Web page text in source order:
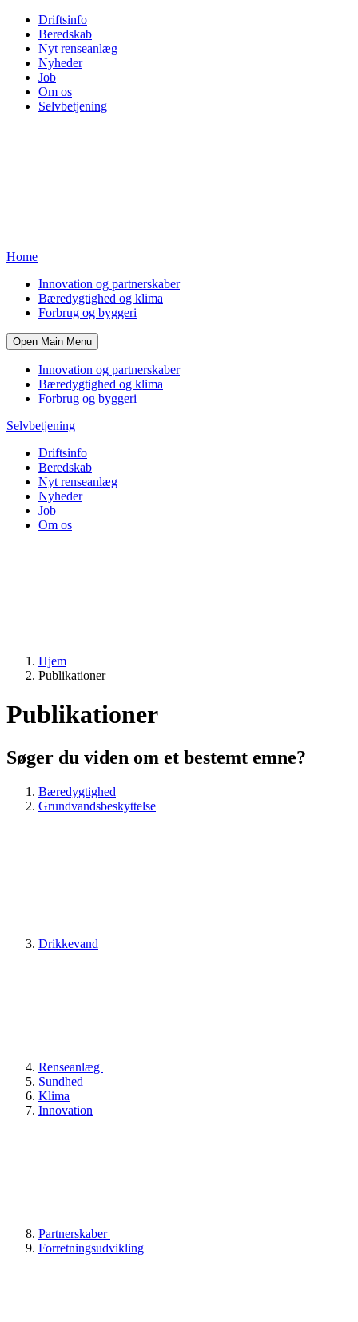
Driftsinfo
Beredskab
Nyt renseanlæg
Nyheder
Job
Om os
Selvbetjening
Home
Innovation og partnerskaber
Bæredygtighed og klima
Forbrug og byggeri
Open Main Menu
Innovation og partnerskaber
Bæredygtighed og klima
Forbrug og byggeri
Selvbetjening
Driftsinfo
Beredskab
Nyt renseanlæg
Nyheder
Job
Om os
Hjem
Publikationer
Publikationer
Søger du viden om et bestemt emne?
Bæredygtighed
Grundvandsbeskyttelse
Drikkevand
Renseanlæg
Sundhed
Klima
Innovation
Partnerskaber
Forretningsudvikling